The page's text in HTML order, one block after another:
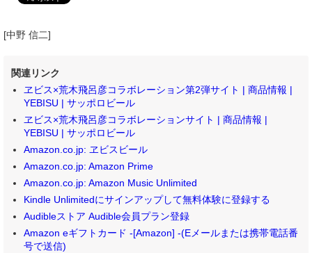
[中野 信二]
関連リンク
ヱビス×荒木飛呂彦コラボレーション第2弾サイト | 商品情報 |
YEBISU | サッポロビール
ヱビス×荒木飛呂彦コラボレーションサイト | 商品情報 |
YEBISU | サッポロビール
Amazon.co.jp: ヱビスビール
Amazon.co.jp: Amazon Prime
Amazon.co.jp: Amazon Music Unlimited
Kindle Unlimitedにサインアップして無料体験に登録する
Audibleストア Audible会員プラン登録
Amazon eギフトカード -[Amazon] -(Eメールまたは携帯電話番
号で送信)